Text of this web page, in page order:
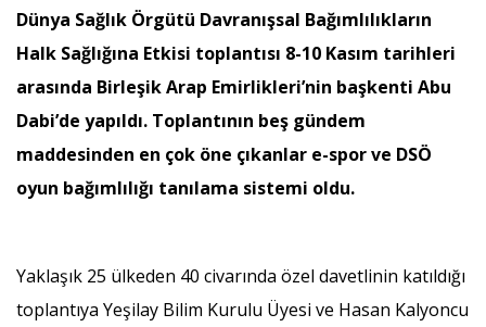
Dünya Sağlık Örgütü Davranışsal Bağımlılıkların
Halk Sağlığına Etkisi toplantısı 8-10 Kasım tarihleri
arasında Birleşik Arap Emirlikleri’nin başkenti Abu
Dabi’de yapıldı. Toplantının beş gündem
maddesinden en çok öne çıkanlar e-spor ve DSÖ
oyun bağımlılığı tanılama sistemi oldu.
Yaklaşık 25 ülkeden 40 civarında özel davetlinin katıldığı
toplantıya Yeşilay Bilim Kurulu Üyesi ve Hasan Kalyoncu